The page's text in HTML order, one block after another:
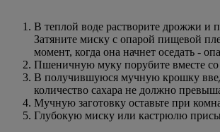
В теплой воде растворите дрожжи и
Затяните миску с опарой пищевой
момент, когда она начнет оседать -
Пшеничную муку порубите вместе
В получившуюся мучную крошку
количество сахара не должно
Мучную заготовку оставьте при
Глубокую миску или кастрюлю